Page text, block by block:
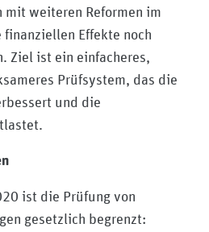
weiteren Reformen im
Effekte noch
Ziel ist ein einfacheres,
Prüfsystem, das die
und die
ist die Prüfung von
gesetzlich begrenzt: